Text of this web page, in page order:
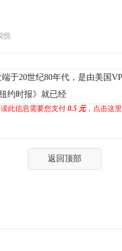
悦
20世纪80年代，是由美国
约时报》就已经
此信息需要您支付 0.5 元，点击这
返回顶部